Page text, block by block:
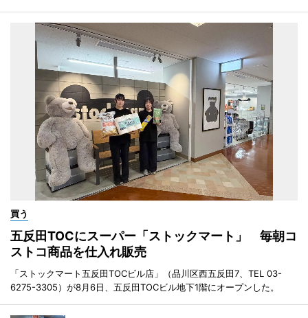
買う
五反田TOCにスーパー「ストックマート」 毎朝コ
ストコ商品を仕入れ販売
「ストックマート五反田TOCビル店」（品川区西五反田7、TEL 03-
6275-3305）が8月6日、五反田TOCビル地下1階にオープンした。